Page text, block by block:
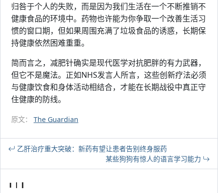
归咎于个人的失败，而是因为我们生活在一个不断推销不
健康食品的环境中。药物也许能为你争取一个改善生活习
惯的窗口期，但如果周围充满了垃圾食品的诱惑，长期保
持健康依然困难重重。
简而言之，减肥针确实是现代医学对抗肥胖的有力武器，
但它不是魔法。正如NHS发言人所言，这些创新疗法必须
与健康饮食和身体活动相结合，才能在长期战役中真正守
住健康的防线。
原文： The Guardian
乙肝治疗重大突破：新药有望让患者告别终身服药
某些狗狗有惊人的语言学习能力